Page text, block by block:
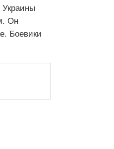
Украины
Он
Боевики